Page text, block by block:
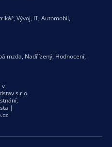
, Vývoj, IT, Automobil,
mzda, Nadřízený, Hodnocení,